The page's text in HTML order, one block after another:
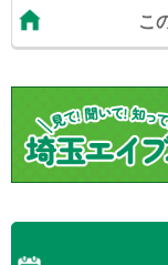
って住みやすい街で
川越線・有楽町線・
学・東京国際大学
京電気大学等の学
おりますので是非
同、心よりお待ち
こ